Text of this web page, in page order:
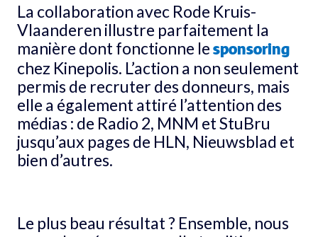
La collaboration avec Rode Kruis-
Vlaanderen illustre parfaitement la
manière dont fonctionne le sponsoring
chez Kinepolis. L’action a non seulement
permis de recruter des donneurs, mais
elle a également attiré l’attention des
médias : de Radio 2, MNM et StuBru
jusqu’aux pages de HLN, Nieuwsblad et
bien d’autres.
Le plus beau résultat ? Ensemble, nous